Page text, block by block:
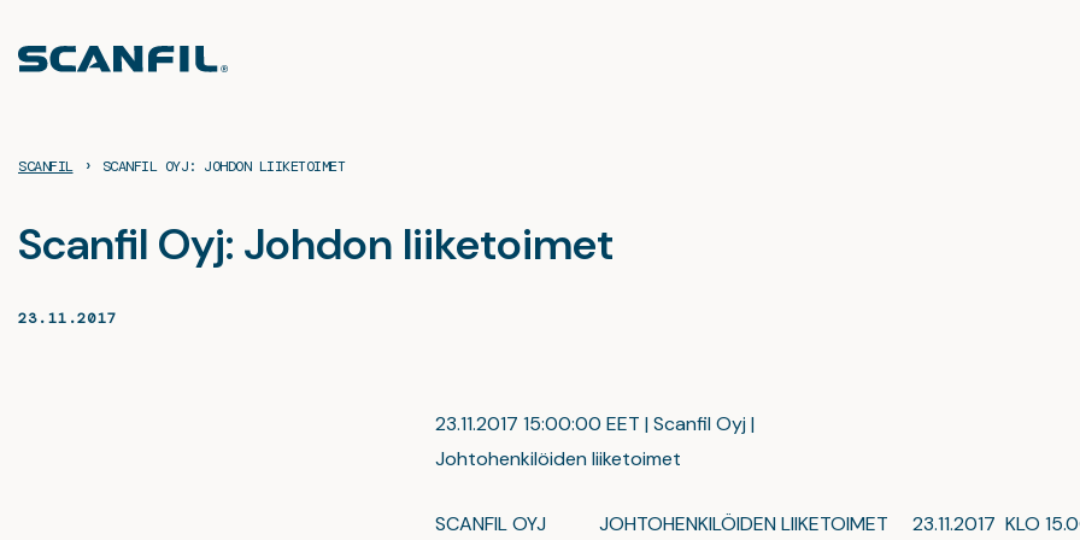
sisältöön
SCANFIL › SCANFIL OYJ: JOHDON LIIKETOIMET
Scanfil Oyj: Johdon liiketoimet
23.11.2017
23.11.2017 15:00:00 EET | Scanfil Oyj |
Johtohenkilöiden liiketoimet
SCANFIL OYJ JOHTOHENKILÖIDEN LIIKETOIMET 23.11.2017 KLO